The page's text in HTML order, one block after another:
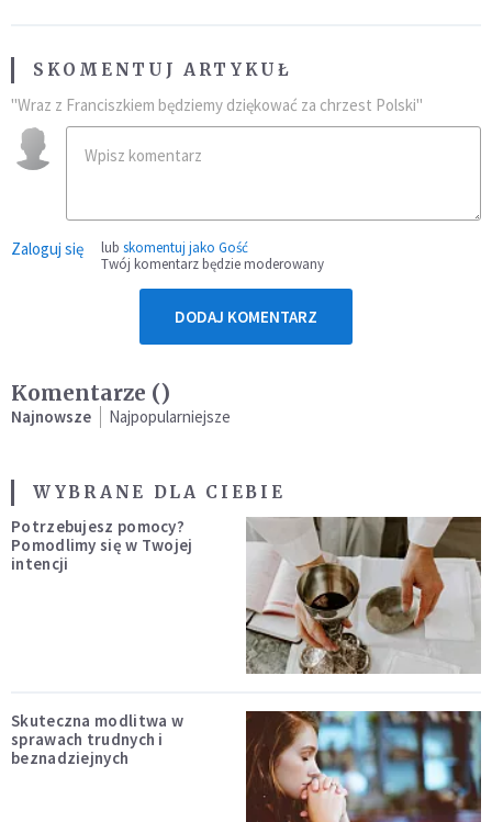
SKOMENTUJ ARTYKUŁ
"Wraz z Franciszkiem będziemy dziękować za chrzest Polski"
Zaloguj się lub skomentuj jako Gość
Twój komentarz będzie moderowany
DODAJ KOMENTARZ
Komentarze ()
Najnowsze Najpopularniejsze
WYBRANE DLA CIEBIE
Potrzebujesz pomocy?
Pomodlimy się w Twojej
intencji
Skuteczna modlitwa w
sprawach trudnych i
beznadziejnych